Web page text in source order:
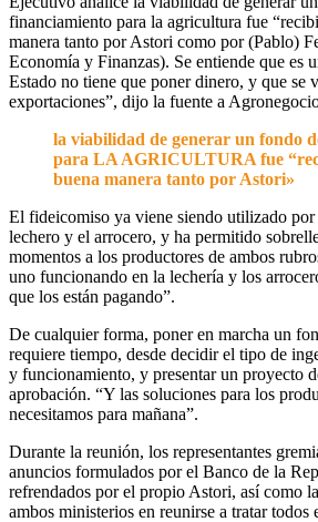
financiamiento para la agricultura fue
manera tanto por Astori como por (Pablo)
Economía y Finanzas). Se entiende que es
Estado no tiene que poner dinero, y que se
exportaciones”, dijo la fuente a
la viabilidad de generar un fondo
para LA AGRICULTURA fue
buena manera tanto por Astori»
El fideicomiso ya viene siendo utilizado por
lechero y el arrocero, y ha permitido
momentos a los productores de ambos
uno funcionando en la lechería y los
que los están pagando”.
De cualquier forma, poner en marcha un
requiere tiempo, desde decidir el tipo de
y funcionamiento, y presentar un proyecto
aprobación. “Y las soluciones para los
necesitamos para mañana”.
Durante la reunión, los representantes
anuncios formulados por el Banco de la
refrendados por el propio Astori, así como
ambos ministerios en reunirse a tratar todos